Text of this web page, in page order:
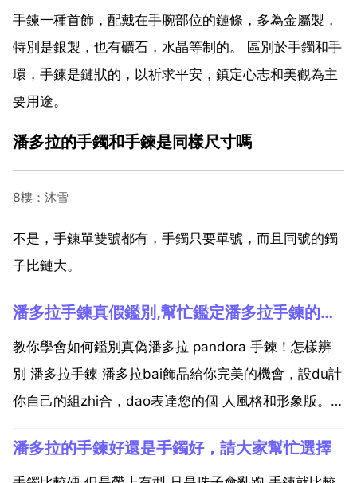
手鍊一種首飾，配戴在手腕部位的鏈條，多為金屬製，
特別是銀製，也有礦石，水晶等制的。 區別於手鐲和手
環，手鍊是鏈狀的，以祈求平安，鎮定心志和美觀為主
要用途。
潘多拉的手鐲和手鍊是同樣尺寸嗎
8樓：沐雪
不是，手鍊單雙號都有，手鐲只要單號，而且同號的鐲
子比鏈大。
潘多拉手鍊真假鑑別,幫忙鑑定潘多拉手鍊的真假
教你學會如何鑑別真偽潘多拉 pandora 手鍊！怎樣辨
別 潘多拉手鍊 潘多拉bai飾品給你完美的機會，設du計
你自己的組zhi合，dao表達您的個 人風格和形象版。潘
項鍊和手鐲的選擇。這是希望和機會後面的潘多拉珠寶
潘多拉的手鍊好還是手鐲好，請大家幫忙選擇